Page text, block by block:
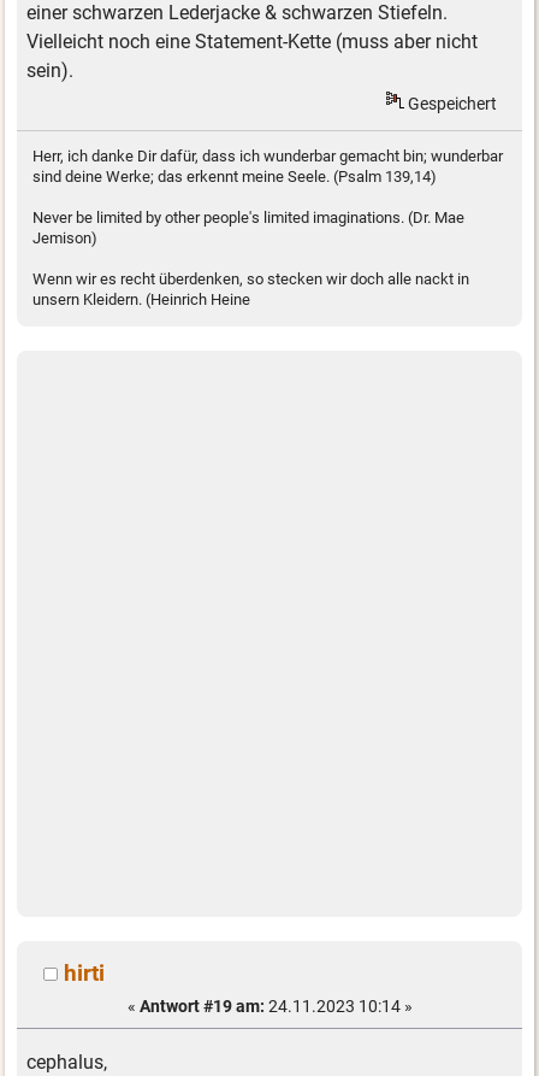
einer schwarzen Lederjacke & schwarzen Stiefeln.
Vielleicht noch eine Statement-Kette (muss aber nicht
sein).
Gespeichert
Herr, ich danke Dir dafür, dass ich wunderbar gemacht bin; wunderbar
sind deine Werke; das erkennt meine Seele. (Psalm 139,14)
Never be limited by other people's limited imaginations. (Dr. Mae
Jemison)
Wenn wir es recht überdenken, so stecken wir doch alle nackt in
unsern Kleidern. (Heinrich Heine
hirti
« Antwort #19 am: 24.11.2023 10:14 »
cephalus,